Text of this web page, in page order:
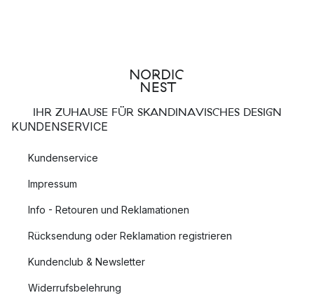
IHR ZUHAUSE FÜR SKANDINAVISCHES DESIGN
KUNDENSERVICE
Kundenservice
Impressum
Info - Retouren und Reklamationen
Rücksendung oder Reklamation registrieren
Kundenclub & Newsletter
Widerrufsbelehrung